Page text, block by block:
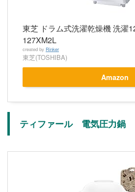
東芝 ドラム式洗濯乾燥機 洗濯
127XM2L
created by Rinker
東芝(TOSHIBA)
Amazon
ティファール 電気圧力鍋